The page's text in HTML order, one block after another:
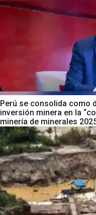
Perú se consolida como
inversión minera en la
minería de minerales